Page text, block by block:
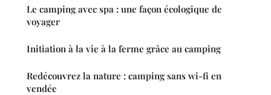
Le camping avec spa : une façon écologique de
voyager
Initiation à la vie à la ferme grâce au camping
Redécouvrez la nature : camping sans wi-fi en
vendée